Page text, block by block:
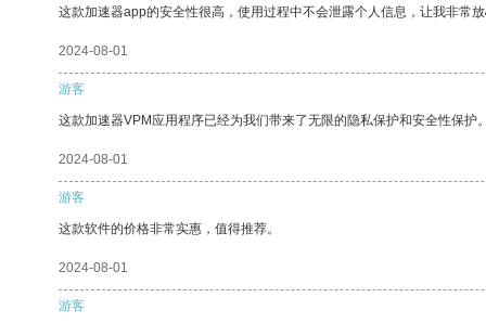
这款加速器app的安全性很高，使用过程中不会泄露个人信息，让我非常
2024-08-01
游客
这款加速器VPM应用程序已经为我们带来了无限的隐私保护和安全性保护
2024-08-01
游客
这款软件的价格非常实惠，值得推荐。
2024-08-01
游客